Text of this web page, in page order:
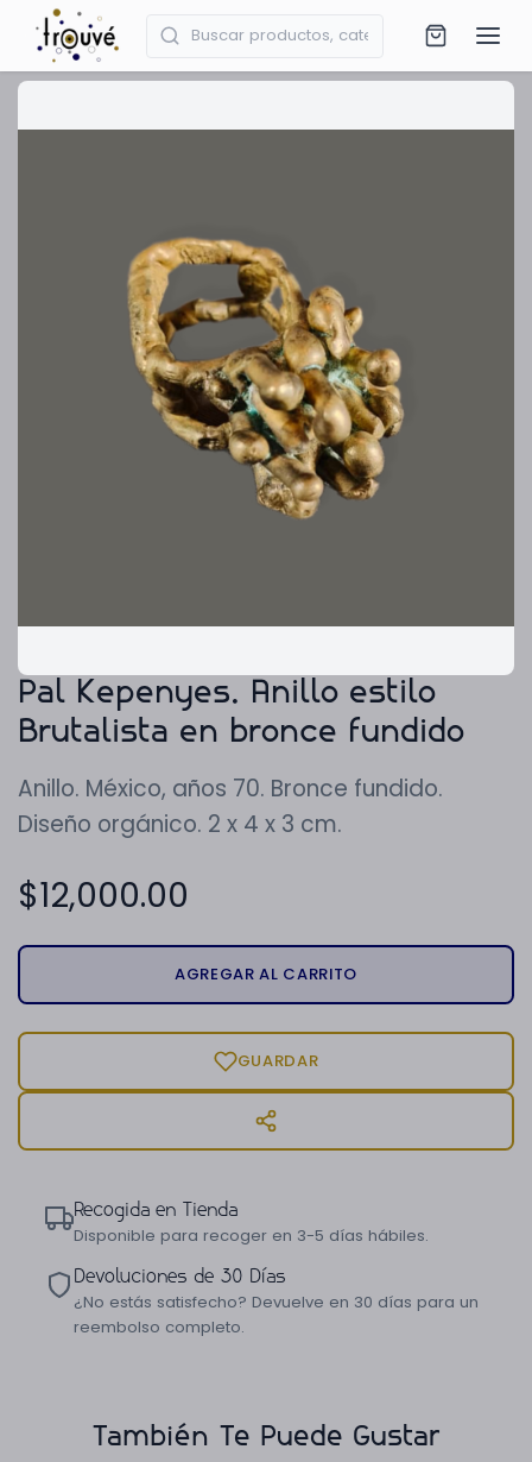
Pal Kepenyes. Anillo estilo
Brutalista en bronce fundido
Anillo. México, años 70. Bronce fundido.
Diseño orgánico. 2 x 4 x 3 cm.
$12,000.00
AGREGAR AL CARRITO
GUARDAR
Recogida en Tienda
Disponible para recoger en 3-5 días hábiles.
Devoluciones de 30 Días
¿No estás satisfecho? Devuelve en 30 días para un
reembolso completo.
También Te Puede Gustar